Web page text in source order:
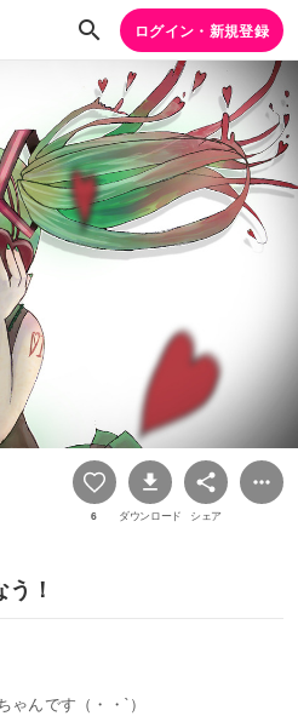
ログイン・新規登録
6 ダウンロード シェア
！
んです（・・`）